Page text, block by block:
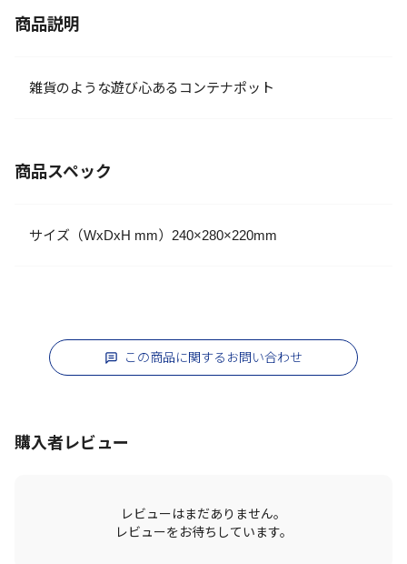
商品説明
雑貨のような遊び心あるコンテナポット
商品スペック
サイズ（WxDxH mm）240×280×220mm
この商品に関するお問い合わせ
購入者レビュー
レビューはまだありません。
レビューをお待ちしています。